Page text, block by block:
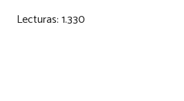
Lecturas:1.330